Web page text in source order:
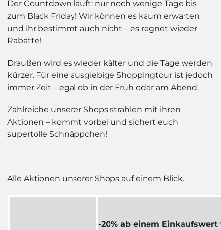
Der Countdown läuft: nur noch wenige Tage bis
zum Black Friday! Wir können es kaum erwarten
und ihr bestimmt auch nicht – es regnet wieder
Rabatte!
Draußen wird es wieder kälter und die Tage werden
kürzer. Für eine ausgiebige Shoppingtour ist jedoch
immer Zeit – egal ob in der Früh oder am Abend.
Zahlreiche unserer Shops strahlen mit ihren
Aktionen – kommt vorbei und sichert euch
supertolle Schnäppchen!
Alle Aktionen unserer Shops auf einem Blick.
-20% ab einem Einkaufswert